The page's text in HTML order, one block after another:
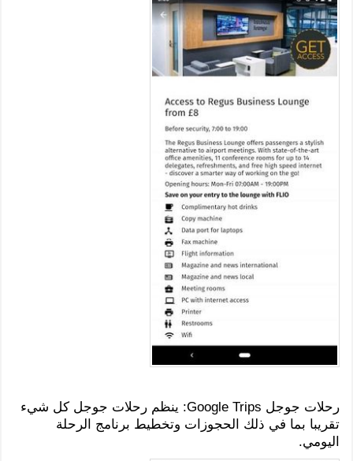
رحلات جوجل Google Trips: ينظم رحلات جوجل كل شيء
تقريبا بما في ذلك الحجوزات وتخطيط برنامج الرحلة
اليومي.